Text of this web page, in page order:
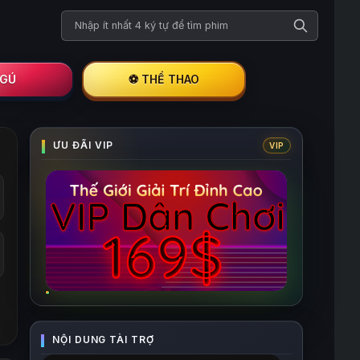
Tìm kiếm phim
⚽ THỂ THAO